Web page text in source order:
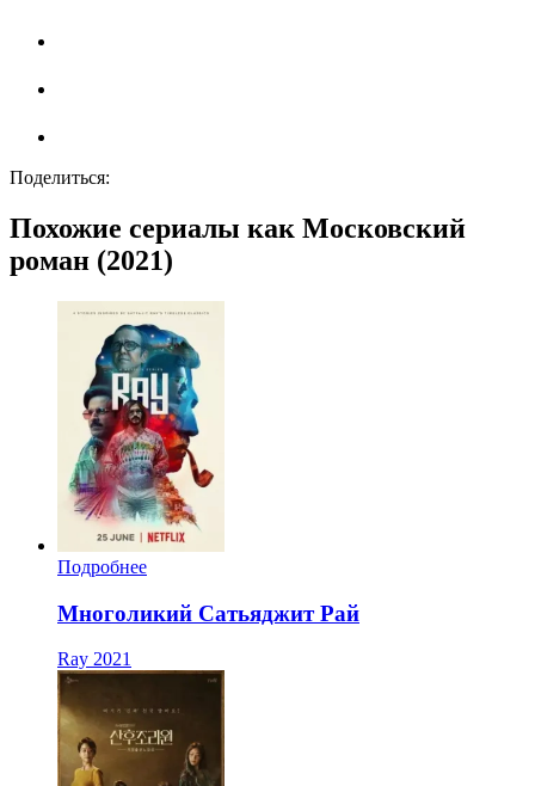
Поделиться:
Похожие сериалы как Московский
роман (2021)
Подробнее
Многоликий Сатьяджит Рай
Ray 2021